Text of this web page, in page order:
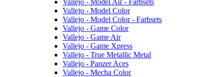
Vallejo - Model Air - Farbsets
Vallejo - Model Color
Vallejo - Model Color - Farbsets
Vallejo - Game Color
Vallejo - Game Air
Vallejo - Game Xpress
Vallejo - True Metallic Metal
Vallejo - Panzer Aces
Vallejo - Mecha Color